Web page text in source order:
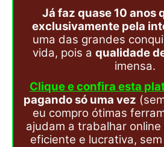
Já faz quase 10 anos
exclusivamente pela
uma das grandes
vida, pois a qualidade
imensa.
Clique e confira esta
pagando só uma vez
eu compro ótimas
ajudam a trabalhar
eficiente e lucrativa,